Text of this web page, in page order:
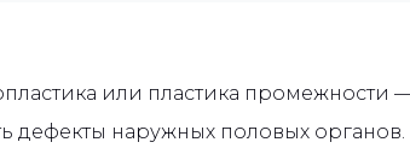
или пластика промежности
дефекты наружных половых органов.